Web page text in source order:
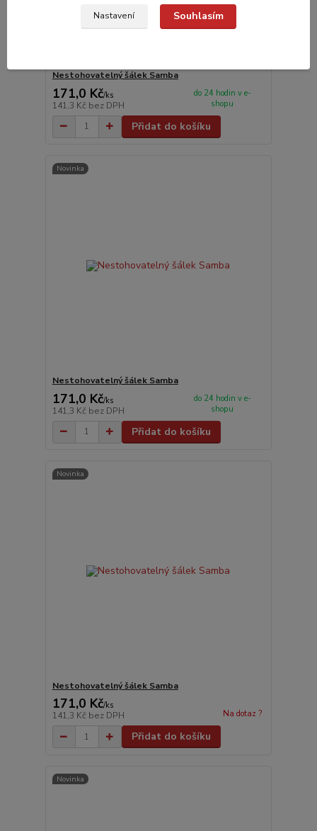
Nestohovatelný šálek Samba
171,0 Kč/ks
141,3 Kč bez DPH
do 24 hodin v e-
shopu
Přidat do košíku
Novinka
Nestohovatelný šálek Samba
171,0 Kč/ks
141,3 Kč bez DPH
do 24 hodin v e-
shopu
Přidat do košíku
Novinka
Nestohovatelný šálek Samba
171,0 Kč/ks
141,3 Kč bez DPH Na dotaz ?
Přidat do košíku
Novinka
Nastavení Souhlasím